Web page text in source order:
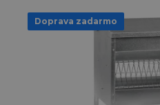
Doprava zadarmo